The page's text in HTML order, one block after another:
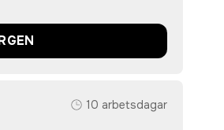
10 arbetsdagar